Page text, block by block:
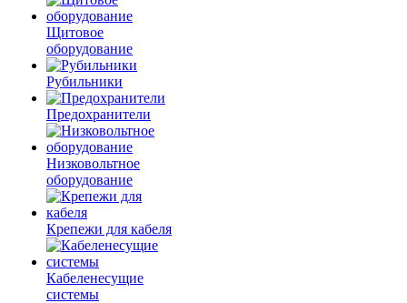
Щитовое
оборудование
Рубильники
Предохранители
Низковольтное
оборудование
Крепежи для кабеля
Кабеленесущие
системы